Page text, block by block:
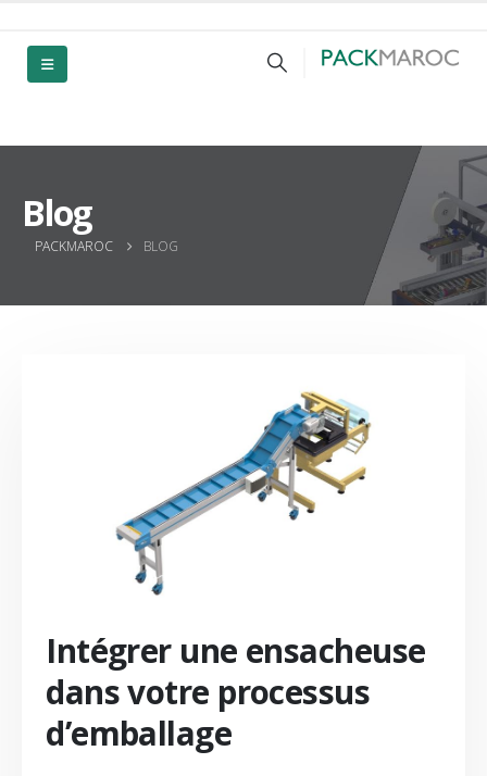
Blog
PACKMAROC BLOG
Intégrer une ensacheuse
dans votre processus
d’emballage